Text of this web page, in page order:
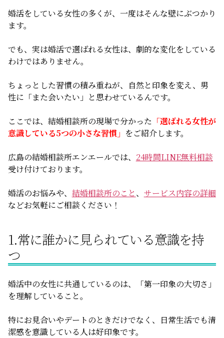
婚活をしている女性の多くが、一度はそんな壁にぶつかり
ます。
でも、実は婚活で選ばれる女性は、劇的な変化をしている
わけではありません。
ちょっとした習慣の積み重ねが、自然と印象を変え、男
性に「また会いたい」と思わせているんです。
ここでは、結婚相談所の現場で分かった 「選ばれる女性が
意識している5つの小さな習慣」 をご紹介します。
広島の結婚相談所エンエールでは、 24時間LINE無料相談
受け付けております。
婚活のお悩みや、 結婚相談所のこと、 サービス内容の詳細
などお気軽にご相談ください！
1.常に誰かに見られている意識を持
つ
婚活中の女性に共通しているのは、「第一印象の大切さ」
を理解していること。
特にお見合いやデートのときだけでなく、日常生活でも清
潔感を意識している人は好印象です。